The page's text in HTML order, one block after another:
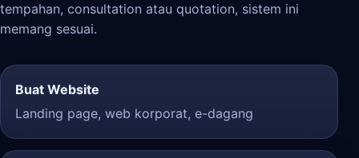
tempahan, consultation atau quotation, sistem ini
memang sesuai.
Buat Website
Landing page, web korporat, e-dagang